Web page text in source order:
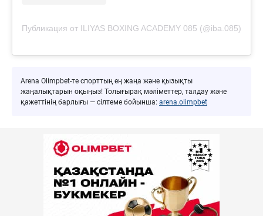
Публикация от ILIYAS BOXING ACADEMY 085 (@iba.085)
Arena Olimpbet-те спорттың ең жаңа және қызықты
жаңалықтарын оқыңыз! Толығырақ мәліметтер, талдау және
қажеттінің барлығы — сілтеме бойынша: arena.olimpbet